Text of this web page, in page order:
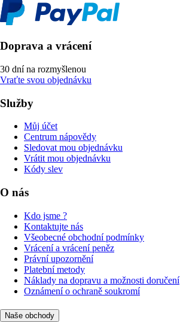
Doprava a vrácení
30 dní na rozmyšlenou
Vraťte svou objednávku
Služby
Můj účet
Centrum nápovědy
Sledovat mou objednávku
Vrátit mou objednávku
Kódy slev
O nás
Kdo jsme ?
Kontaktujte nás
Všeobecné obchodní podmínky
Vrácení a vrácení peněz
Právní upozornění
Platební metody
Náklady na dopravu a možnosti doručení
Oznámení o ochraně soukromí
Naše obchody